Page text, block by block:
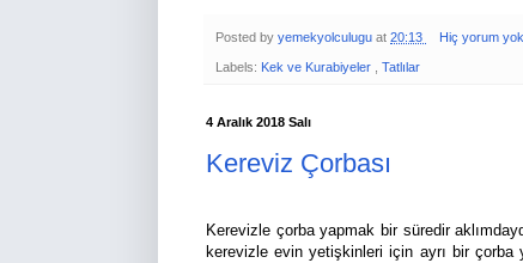
Posted by yemekyolculugu at 20:13 Hiç yorum
Labels: Kek ve Kurabiyeler Tatlılar
4 Aralık 2018 Salı
Kereviz Çorbası
Kerevizle çorba yapmak bir süredir
kerevizle evin yetişkinleri için ayrı bir